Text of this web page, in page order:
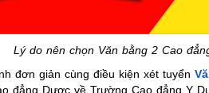
Lý do nên chọn Văn bằng 2 Cao
đơn giản cùng điều kiện xét tuyển
đẳng Dược về Trường Cao đẳng Y